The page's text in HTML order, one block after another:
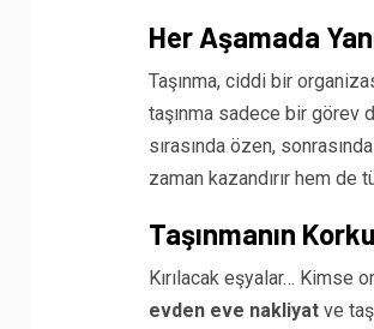
Her Aşamada
Taşınma, ciddi bir
taşınma sadece bir görev
sırasında özen,
zaman kazandırır hem
Taşınmanın
Kırılacak eşyalar… Kimse
evden eve nakliyatve